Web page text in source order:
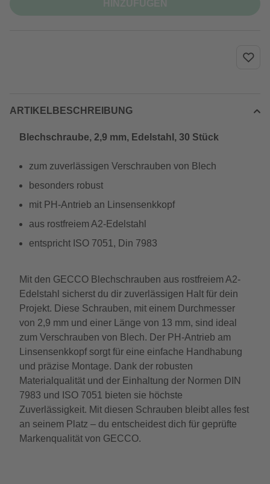
ARTIKELBESCHREIBUNG
Blechschraube, 2,9 mm, Edelstahl, 30 Stück
zum zuverlässigen Verschrauben von Blech
besonders robust
mit PH-Antrieb an Linsensenkkopf
aus rostfreiem A2-Edelstahl
entspricht ISO 7051, Din 7983
Mit den GECCO Blechschrauben aus rostfreiem A2-
Edelstahl sicherst du dir zuverlässigen Halt für dein
Projekt. Diese Schrauben, mit einem Durchmesser
von 2,9 mm und einer Länge von 13 mm, sind ideal
zum Verschrauben von Blech. Der PH-Antrieb am
Linsensenkkopf sorgt für eine einfache Handhabung
und präzise Montage. Dank der robusten
Materialqualität und der Einhaltung der Normen DIN
7983 und ISO 7051 bieten sie höchste
Zuverlässigkeit. Mit diesen Schrauben bleibt alles fest
an seinem Platz – du entscheidest dich für geprüfte
Markenqualität von GECCO.